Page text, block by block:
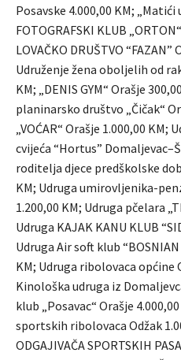
Posavske 4.000,00 KM; „Matići
FOTOGRAFSKI KLUB
LOVAČKO DRUŠTVO “FAZAN”
Udruženje žena oboljelih od
KM; „DENIS GYM“ Orašje
planinarsko društvo „Čičak“
„VOĆAR“ Orašje 1.000,00
cvijeća “Hortus”
roditelja djece predškolske
KM; Udruga umirovljenika-
1.200,00 KM; Udruga pčelara
Udruga KAJAK KANU KLUB
Udruga Air soft klub
KM; Udruga ribolovaca općine
Kinološka udruga iz
klub „Posavac“ Orašje
sportskih ribolovaca Odžak
ODGAJIVAČA SPORTSKIH